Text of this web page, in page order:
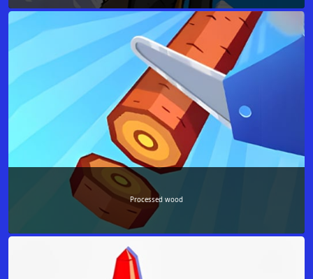
Processed wood